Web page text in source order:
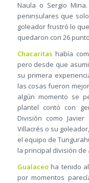
Naula o Sergio
peninsulares que
goleador frustró lo
quedaron con 26
Chacaritashabía
pero desde que
su primera
las cosas fueron
algún momento se
plantel contó con
División como Javier
Villacrés o su
el equipo de
la principal división de
Gualaceoha tenido
por momentos